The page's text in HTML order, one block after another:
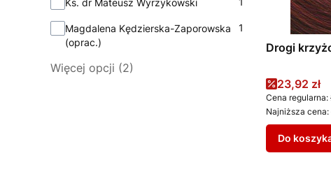
Ks. dr Mateusz Wyrzykowski
Magdalena Kędzierska-Zaporowska
(oprac.)
1
Więcej opcji (2)
Drogi
Cena
23,92 zł
Cena regularna:
Najniższa cena:
Do